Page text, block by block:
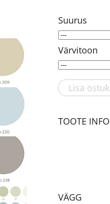
Suurus
Värvitoon
Lisa
TOOTE
VÄGG